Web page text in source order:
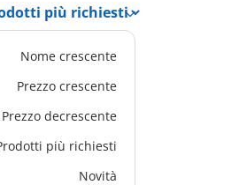
Nome crescente
Prezzo crescente
Prezzo decrescente
più richiesti
Novità
dei pompieri
carrello